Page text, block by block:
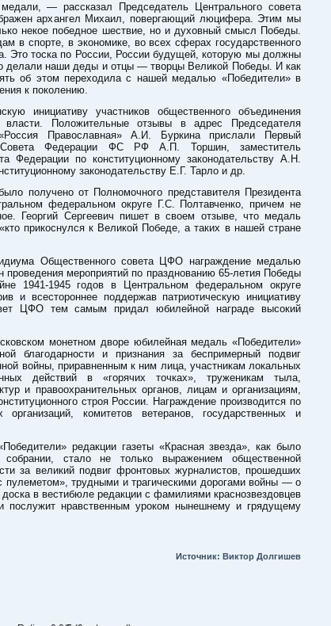
— рассказал Председатель Центрального совета
архангел Михаил, повергающий люцифера. Этим мы
некое победное шествие, но и духовный смысл Победы.
в спорте, в экономике, во всех сферах государственного
Это тоска по России, России будущей, которую мы должны
делали наши деды и отцы — творцы Великой Победы. И как
об этом переходила с нашей медалью «Победители» в
к поколению.
участников общественного объединения
Положительные отзывы в адрес Председателя
Православная» А.И. Буркина прислали Первый
Совета Федерации ФС РФ А.П. Торшин, заместитель
Федерации по конституционному законодательству А.Н.
законодательству Е.Г. Тарло и др.
от Полномочного представителя Президента
федеральном округе Г.С. Полтавченко, причем не
Георгий Сергеевич пишет в своем отзыве, что медаль
прикоснулся к Великой Победе, а таких в нашей стране
Общественного совета ЦФО награждение медалью
мероприятий по празднованию 65-летия Победы
1941-1945 годов в Центральном федеральном округе
и всестороннее поддержав патриотическую инициативу
ЦФО тем самым придал юбилейной награде высокий
монетном дворе юбилейная медаль «Победители»
благодарности и признания за беспримерный подвиг
войны, приравненным к ним лица, участникам локальных
действий в «горячих точках», труженикам тыла,
и правоохранительных органов, лицам и организациям,
строя России. Награждение производится по
организаций, комитетов ветеранов, государственных и
редакции газеты «Красная звезда», как было
стало не только выражением общественной
за великий подвиг фронтовых журналистов, прошедших
пулеметом», трудными и трагическими дорогами войны — о
в вестибюле редакции с фамилиями краснозвездовцев
нравственным уроком нынешнему и грядущему
Источник: Виктор Долгишев